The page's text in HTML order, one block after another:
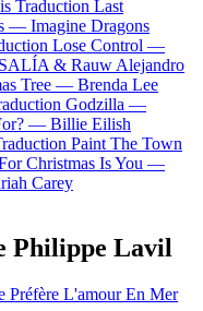
Traduction Last
— Imagine Dragons
Lose Control —
& Rauw Alejandro
Tree — Brenda Lee
Godzilla —
— Billie Eilish
Paint The Town
Christmas Is You —
Carey
Philippe Lavil
Préfère L'amour En Mer